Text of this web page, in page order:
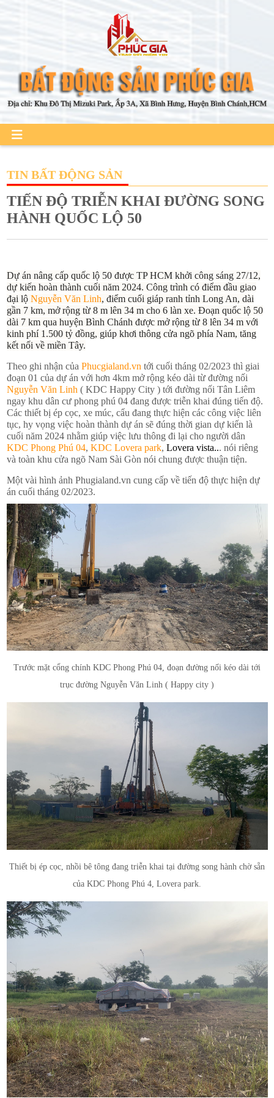
TIN BẤT ĐỘNG SẢN
TIẾN ĐỘ TRIỄN KHAI ĐƯỜNG SONG
HÀNH QUỐC LỘ 50
Dự án nâng cấp quốc lộ 50 được TP HCM khởi công sáng 27/12,
dự kiến hoàn thành cuối năm 2024. Công trình có điểm đầu giao
đại lộ Nguyễn Văn Linh, điểm cuối giáp ranh tỉnh Long An, dài
gần 7 km, mở rộng từ 8 m lên 34 m cho 6 làn xe. Đoạn quốc lộ 50
dài 7 km qua huyện Bình Chánh được mở rộng từ 8 lên 34 m với
kinh phí 1.500 tỷ đồng, giúp khơi thông cửa ngõ phía Nam, tăng
kết nối về miền Tây.
Theo ghi nhận của Phucgialand.vn tới cuối tháng 02/2023 thì giai
đoạn 01 của dự án với hơn 4km mở rộng kéo dài từ đường nối
Nguyễn Văn Linh ( KDC Happy City ) tới đường nối Tân Liêm
ngay khu dân cư phong phú 04 đang được triễn khai đúng tiến độ.
Các thiết bị ép cọc, xe múc, cẩu đang thực hiện các công việc liên
tục, hy vọng việc hoàn thành dự án sẽ đúng thời gian dự kiến là
cuối năm 2024 nhằm giúp việc lưu thông đi lại cho người dân
KDC Phong Phú 04, KDC Lovera park, Lovera vista... nói riêng
và toàn khu cửa ngõ Nam Sài Gòn nói chung được thuận tiện.
Một vài hình ảnh Phugialand.vn cung cấp về tiến độ thực hiện dự
án cuối tháng 02/2023.
Trước mặt cổng chính KDC Phong Phú 04, đoạn đường nối kéo dài tới
trục đường Nguyễn Văn Linh ( Happy city )
Thiết bị ép cọc, nhồi bê tông đang triễn khai tại đường song hành chờ sẵn
của KDC Phong Phú 4, Lovera park.